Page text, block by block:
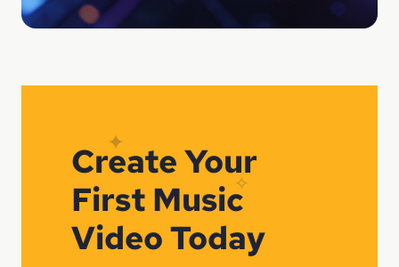
✦
✧
Create Your
First Music
Video Today